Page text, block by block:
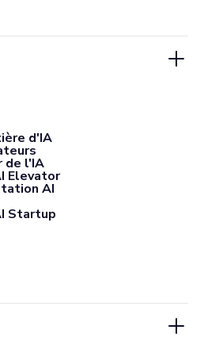
d'IA
de l'IA
Elevator
AI
Startup